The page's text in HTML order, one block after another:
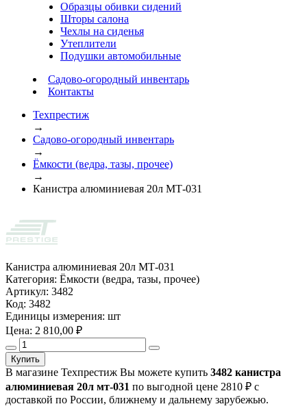
Образцы обивки сидений
Шторы салона
Чехлы на сиденья
Утеплители
Подушки автомобильные
Садово-огородный инвентарь
Контакты
Техпрестиж
→
Садово-огородный инвентарь
→
Ёмкости (ведра, тазы, прочее)
→
Канистра алюминиевая 20л МТ-031
Канистра алюминиевая 20л МТ-031
Категория: Ёмкости (ведра, тазы, прочее)
Артикул: 3482
Код: 3482
Единицы измерения: шт
Цена: 2 810,00 ₽
Купить
В магазине Техпрестиж Вы можете купить 3482 канистра
алюминиевая 20л мт-031 по выгодной цене 2810 ₽ с
доставкой по России, ближнему и дальнему зарубежью.